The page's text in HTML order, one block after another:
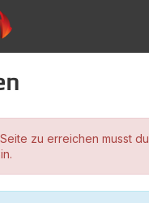
zu erreichen musst du